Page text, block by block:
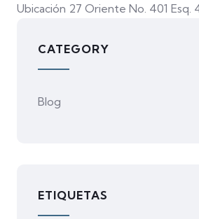
Ubicación 27 Oriente No. 401 Esq.
CATEGORY
Blog
ETIQUETAS